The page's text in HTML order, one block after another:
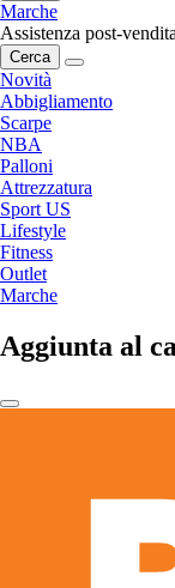
Marche
Assistenza post-
Cerca
Novità
Abbigliamento
Scarpe
NBA
Palloni
Attrezzatura
Sport US
Lifestyle
Fitness
Outlet
Marche
Aggiunta al